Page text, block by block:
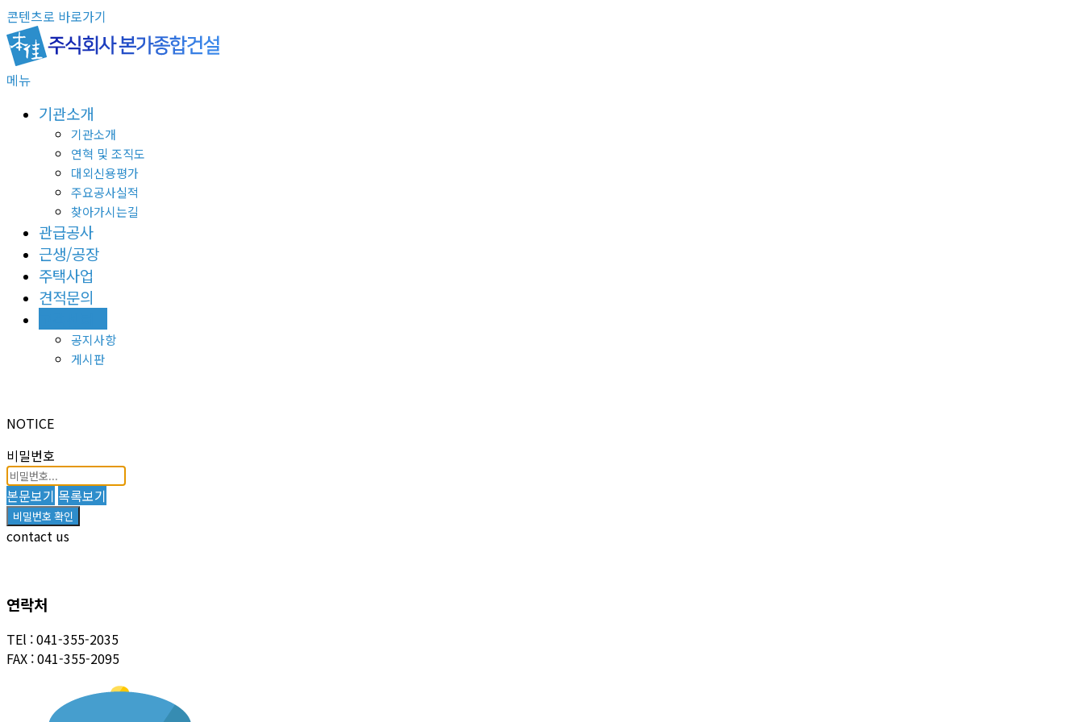
콘텐츠로 바로가기
메뉴
기관소개
기관소개
연혁 및 조직도
대외신용평가
주요공사실적
찾아가시는길
관급공사
근생/공장
주택사업
견적문의
공지사항
게시판
NOTICE
비밀번호
본문보기 목록보기
비밀번호 확인
contact us
연락처
TEl : 041-355-2035
FAX : 041-355-2095